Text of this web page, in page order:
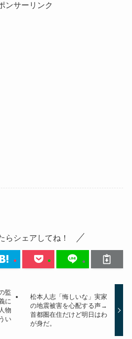
ンサーリンク
らシェアしてね！
監
に
物
い
松本人志「悔しいな」実家
の地震被害を心配する声→
首都圏在住だけど明日はわ
が身だ。